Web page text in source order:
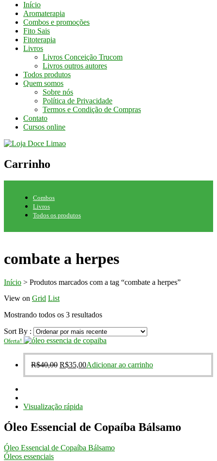
Início
Aromaterapia
Combos e promoções
Fito Sais
Fitoterapia
Livros
Livros Conceição Trucom
Livros outros autores
Todos produtos
Quem somos
Sobre nós
Política de Privacidade
Termos e Condição de Compras
Contato
Cursos online
Carrinho
Combos
Livros
Todos os produtos
combate a herpes
Início > Produtos marcados com a tag “combate a herpes”
View on Grid List
Mostrando todos os 3 resultadosClassificado
mais
recente
Sort By :
Oferta!
R$40,00 O
R$35,00O
Adicionar ao carrinho
Visualização rápida
Óleo Essencial de Copaíba Bálsamo
Óleo Essencial de Copaíba Bálsamo
Óleos essenciais